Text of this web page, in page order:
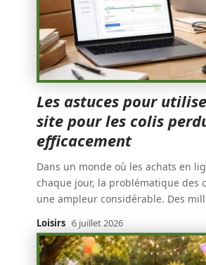
Les astuces pour
site pour les colis
efficacement
Dans un monde où les achats en
chaque jour, la problématique des
une ampleur considérable. Des
Loisirs 6 juillet 2026